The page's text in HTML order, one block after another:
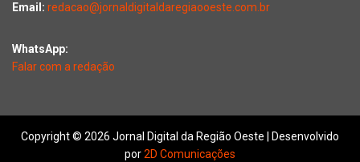
Email: redacao@jornaldigitaldaregiaooeste.com.br
WhatsApp:
Falar com a redação
Copyright © 2026 Jornal Digital da Região Oeste | Desenvolvido
por2D Comunicações